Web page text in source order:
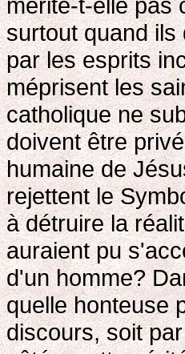
surtout quand ils
par les esprits
méprisent les
catholique ne
doivent être
humaine de
rejettent le
à détruire la
auraient pu
d'un homme?
quelle honteuse
discours, soit